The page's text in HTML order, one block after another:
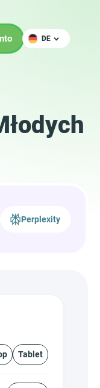
DE
Perplexity
Tablet